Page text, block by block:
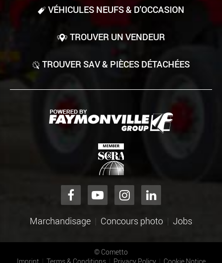
VÉHICULES NEUFS & D'OCCASION
TROUVER UN VENDEUR
TROUVER SAV & PIÈCES DÉTACHÉES
Marchandisage Concours photo Jobs
© Cometto